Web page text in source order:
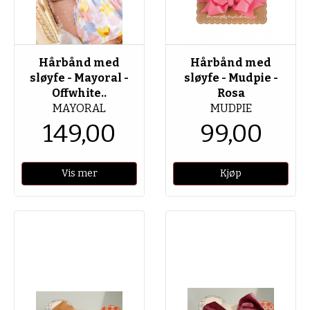
Hårbånd med
sløyfe - Mayoral -
Offwhite..
MAYORAL
149,00
Vis mer
Hårbånd med
sløyfe - Mudpie -
Rosa
MUDPIE
99,00